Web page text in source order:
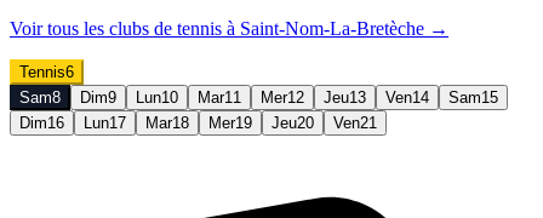
Voir tous les clubs de tennis à Saint-Nom-La-Bretèche →
Tennis6
Sam8 Dim9 Lun10 Mar11 Mer12 Jeu13 Ven14 Sam15
Dim16 Lun17 Mar18 Mer19 Jeu20 Ven21